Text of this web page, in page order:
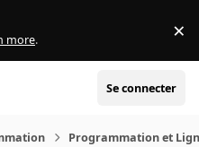
more. ×
Se connecter
Programmation et